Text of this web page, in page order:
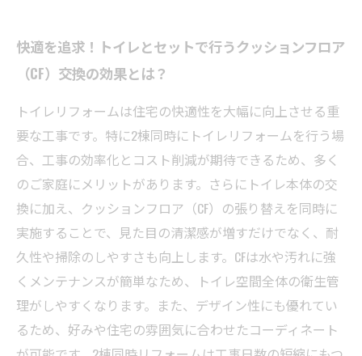
快適を追求！トイレとセットで行うクッションフロア
（CF）交換の効果とは？
トイレリフォームは住宅の快適性を大幅に向上させる重
要な工事です。特に2棟同時にトイレリフォームを行う場
合、工事の効率化とコスト削減が期待できるため、多く
のご家庭にメリットがあります。さらにトイレ本体の交
換に加え、クッションフロア（CF）の張り替えを同時に
実施することで、見た目の清潔感が増すだけでなく、耐
久性や掃除のしやすさも向上します。CFは水や汚れに強
くメンテナンスが簡単なため、トイレ空間全体の衛生管
理がしやすくなります。また、デザイン性にも優れてい
るため、好みや住宅の雰囲気に合わせたコーディネート